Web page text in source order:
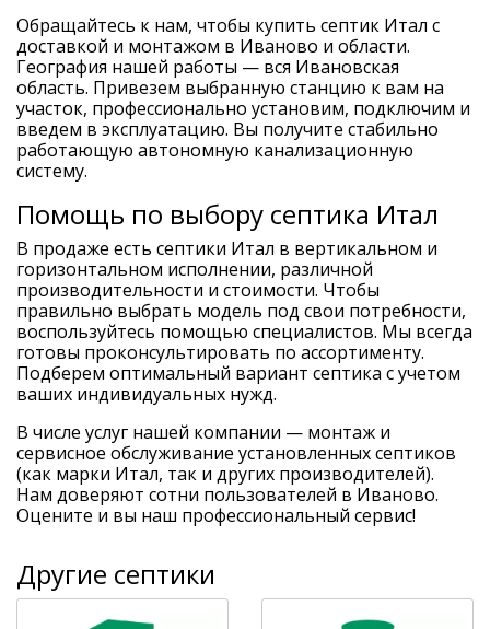
Обращайтесь к нам, чтобы купить септик Итал с
доставкой и монтажом в Иваново и области.
География нашей работы — вся Ивановская
область. Привезем выбранную станцию к вам на
участок, профессионально установим, подключим и
введем в эксплуатацию. Вы получите стабильно
работающую автономную канализационную
систему.
Помощь по выбору септика Итал
В продаже есть септики Итал в вертикальном и
горизонтальном исполнении, различной
производительности и стоимости. Чтобы
правильно выбрать модель под свои потребности,
воспользуйтесь помощью специалистов. Мы всегда
готовы проконсультировать по ассортименту.
Подберем оптимальный вариант септика с учетом
ваших индивидуальных нужд.
В числе услуг нашей компании — монтаж и
сервисное обслуживание установленных септиков
(как марки Итал, так и других производителей).
Нам доверяют сотни пользователей в Иваново.
Оцените и вы наш профессиональный сервис!
Другие септики